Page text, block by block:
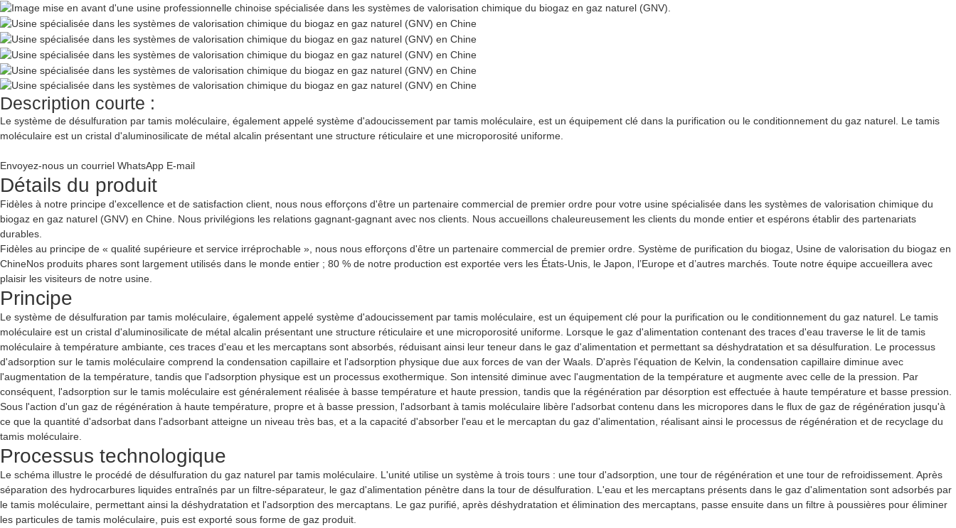
Description courte :
Le système de désulfuration par tamis moléculaire, également appelé système d'adoucissement par tamis moléculaire, est un équipement clé dans la purification ou le conditionnement du gaz naturel. Le tamis
moléculaire est un cristal d'aluminosilicate de métal alcalin présentant une structure réticulaire et une microporosité uniforme.
Envoyez-nous un courriel WhatsApp E-mail
Détails du produit
Fidèles à notre principe d'excellence et de satisfaction client, nous nous efforçons d'être un partenaire commercial de premier ordre pour votre usine spécialisée dans les systèmes de valorisation chimique du
biogaz en gaz naturel (GNV) en Chine. Nous privilégions les relations gagnant-gagnant avec nos clients. Nous accueillons chaleureusement les clients du monde entier et espérons établir des partenariats
durables.
Fidèles au principe de « qualité supérieure et service irréprochable », nous nous efforçons d'être un partenaire commercial de premier ordre. Système de purification du biogaz, Usine de valorisation du biogaz en
ChineNos produits phares sont largement utilisés dans le monde entier ; 80 % de notre production est exportée vers les États-Unis, le Japon, l’Europe et d’autres marchés. Toute notre équipe accueillera avec
plaisir les visiteurs de notre usine.
Principe
Le système de désulfuration par tamis moléculaire, également appelé système d'adoucissement par tamis moléculaire, est un équipement clé pour la purification ou le conditionnement du gaz naturel. Le tamis
moléculaire est un cristal d'aluminosilicate de métal alcalin présentant une structure réticulaire et une microporosité uniforme. Lorsque le gaz d'alimentation contenant des traces d'eau traverse le lit de tamis
moléculaire à température ambiante, ces traces d'eau et les mercaptans sont absorbés, réduisant ainsi leur teneur dans le gaz d'alimentation et permettant sa déshydratation et sa désulfuration. Le processus
d'adsorption sur le tamis moléculaire comprend la condensation capillaire et l'adsorption physique due aux forces de van der Waals. D'après l'équation de Kelvin, la condensation capillaire diminue avec
l'augmentation de la température, tandis que l'adsorption physique est un processus exothermique. Son intensité diminue avec l'augmentation de la température et augmente avec celle de la pression. Par
conséquent, l'adsorption sur le tamis moléculaire est généralement réalisée à basse température et haute pression, tandis que la régénération par désorption est effectuée à haute température et basse pression.
Sous l'action d'un gaz de régénération à haute température, propre et à basse pression, l'adsorbant à tamis moléculaire libère l'adsorbat contenu dans les micropores dans le flux de gaz de régénération jusqu'à
ce que la quantité d'adsorbat dans l'adsorbant atteigne un niveau très bas, et a la capacité d'absorber l'eau et le mercaptan du gaz d'alimentation, réalisant ainsi le processus de régénération et de recyclage du
tamis moléculaire.
Processus technologique
Le schéma illustre le procédé de désulfuration du gaz naturel par tamis moléculaire. L'unité utilise un système à trois tours : une tour d'adsorption, une tour de régénération et une tour de refroidissement. Après
séparation des hydrocarbures liquides entraînés par un filtre-séparateur, le gaz d'alimentation pénètre dans la tour de désulfuration. L'eau et les mercaptans présents dans le gaz d'alimentation sont adsorbés par
le tamis moléculaire, permettant ainsi la déshydratation et l'adsorption des mercaptans. Le gaz purifié, après déshydratation et élimination des mercaptans, passe ensuite dans un filtre à poussières pour éliminer
les particules de tamis moléculaire, puis est exporté sous forme de gaz produit.